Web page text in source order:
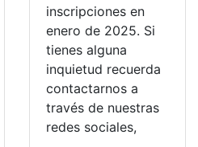
inscripciones en
enero de 2025. Si
tienes alguna
inquietud recuerda
contactarnos a
través de nuestras
redes sociales,